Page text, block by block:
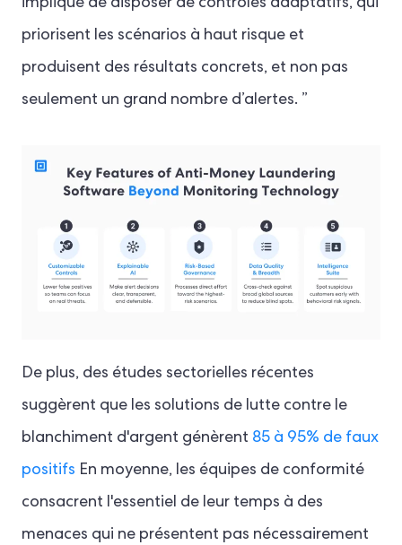
implique de disposer de contrôles adaptatifs, qui
priorisent les scénarios à haut risque et
produisent des résultats concrets, et non pas
seulement un grand nombre d’alertes. ”
De plus, des études sectorielles récentes
suggèrent que les solutions de lutte contre le
blanchiment d'argent génèrent 85 à 95% de faux
positifs En moyenne, les équipes de conformité
consacrent l'essentiel de leur temps à des
menaces qui ne présentent pas nécessairement